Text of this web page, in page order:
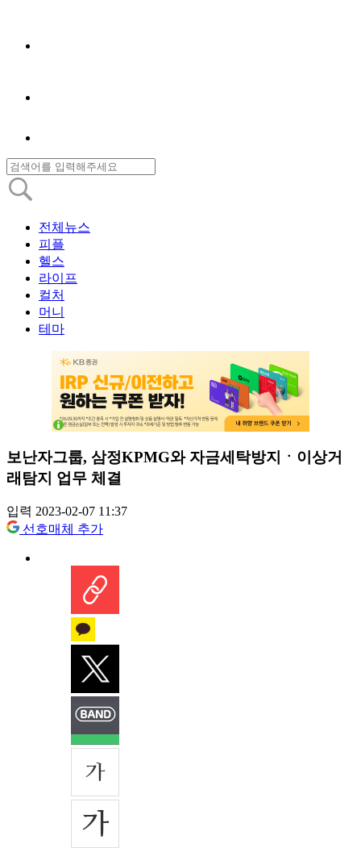
전체뉴스
피플
헬스
라이프
컬처
머니
테마
보난자그룹, 삼정KPMG와 자금세탁방지ㆍ이상거
래탐지 업무 체결
입력 2023-02-07 11:37
선호매체 추가